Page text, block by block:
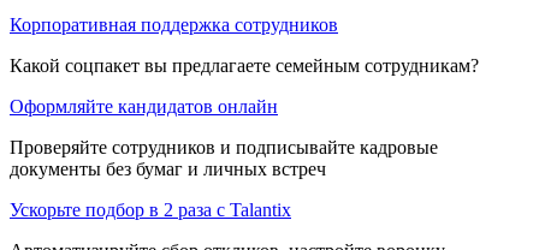
Корпоративная поддержка сотрудников
Какой соцпакет вы предлагаете семейным сотрудникам?
Оформляйте кандидатов онлайн
Проверяйте сотрудников и подписывайте кадровые
документы без бумаг и личных встреч
Ускорьте подбор в 2 раза с Talantix